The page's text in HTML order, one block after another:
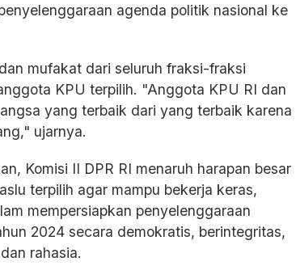
agenda politik nasional ke
mufakat dari seluruh fraksi-fraksi
KPU terpilih. "Anggota KPU RI dan
yang terbaik dari yang terbaik karena
ujarnya.
Komisi II DPR RI menaruh harapan besar
terpilih agar mampu bekerja keras,
mempersiapkan penyelenggaraan
2024 secara demokratis, berintegritas,
rahasia.